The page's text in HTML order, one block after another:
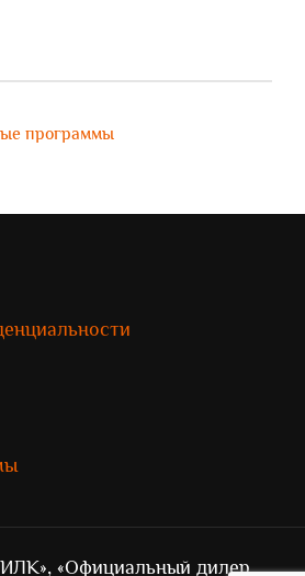
программы
«Официальный дилер